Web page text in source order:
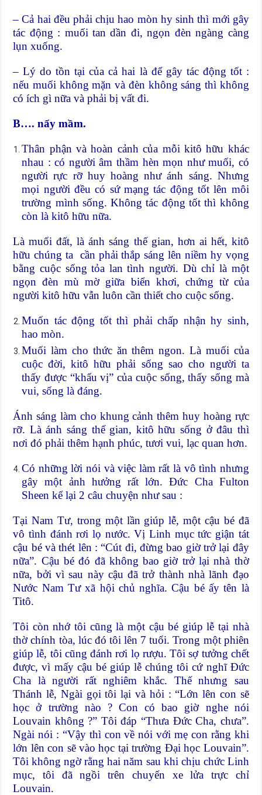
– Cả hai đều phải chịu hao mòn hy sinh thì mới gây
tác động : muối tan dần đi, ngọn đèn ngàng càng
lụn xuống.
– Lý do tồn tại của cả hai là để gây tác động tốt :
nếu muối không mặn và đèn không sáng thì không
có ích gì nữa và phải bị vất đi.
B…. nẩy mầm.
Thân phận và hoàn cảnh của mỗi kitô hữu khác
nhau : có người âm thầm hèn mọn như muối, có
người rực rỡ huy hoàng như ánh sáng. Nhưng
mọi người đều có sứ mạng tác động tốt lên môi
trường mình sống. Không tác động tốt thì không
còn là kitô hữu nữa.
Là muối đất, là ánh sáng thế gian, hơn ai hết, kitô
hữu chúng ta cần phải thắp sáng lên niềm hy vọng
bằng cuộc sống tỏa lan tình người. Dù chỉ là một
ngọn đèn mù mờ giữa biển khơi, chứng từ của
người kitô hữu vẫn luôn cần thiết cho cuộc sống.
Muốn tác động tốt thì phải chấp nhận hy sinh,
hao mòn.
Muối làm cho thức ăn thêm ngon. Là muối của
cuộc đời, kitô hữu phải sống sao cho người ta
thấy được “khẩu vị” của cuộc sống, thấy sống mà
vui, sống là đáng.
Ánh sáng làm cho khung cảnh thêm huy hoàng rực
rỡ. Là ánh sáng thế gian, kitô hữu sống ở đâu thì
nơi đó phải thêm hạnh phúc, tươi vui, lạc quan hơn.
Có những lời nói và việc làm rất là vô tình nhưng
gây một ảnh hưởng rất lớn. Đức Cha Fulton
Sheen kể lại 2 câu chuyện như sau :
Tại Nam Tư, trong một lần giúp lễ, một cậu bé đã
vô tình đánh rơi lọ nước. Vị Linh mục tức giận tát
cậu bé và thét lên : “Cút đi, đừng bao giờ trở lại đây
nữa”. Cậu bé đó đã không bao giờ trở lại nhà thờ
nữa, bởi vì sau này cậu đã trở thành nhà lãnh đạo
Nước Nam Tư xã hội chủ nghĩa. Cậu bé ấy tên là
Titô.
Tôi còn nhớ tôi cũng là một cậu bé giúp lễ tại nhà
thờ chính tòa, lúc đó tôi lên 7 tuổi. Trong một phiên
giúp lễ, tôi cũng đánh rơi lọ rượu. Tôi sợ tưởng chết
được, vì mấy cậu bé giúp lễ chúng tôi cứ nghĩ Đức
Cha là người rất nghiêm khắc. Thế nhưng sau
Thánh lễ, Ngài gọi tôi lại và hỏi : “Lớn lên con sẽ
học ở trường nào ? Con có bao giờ nghe nói
Louvain không ?” Tôi đáp “Thưa Đức Cha, chưa”.
Ngài nói : “Vậy thì con về nói với mẹ con rằng khi
lớn lên con sẽ vào học tại trường Đại học Louvain”.
Tôi không ngờ rằng hai năm sau khi chịu chức Linh
mục, tôi đã ngồi trên chuyến xe lửa trực chỉ
Louvain.